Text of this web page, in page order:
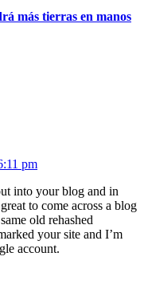
más tierras en manos
pm
into your blog and in
to come across a blog
old rehashed
your site and I’m
account.